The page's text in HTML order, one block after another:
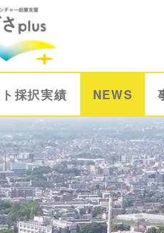
採択実績 NEWS